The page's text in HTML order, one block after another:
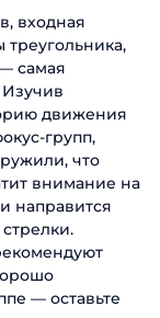
входная
треугольника,
самая
движения
групп,
что
внимание на
направится
— оставьте